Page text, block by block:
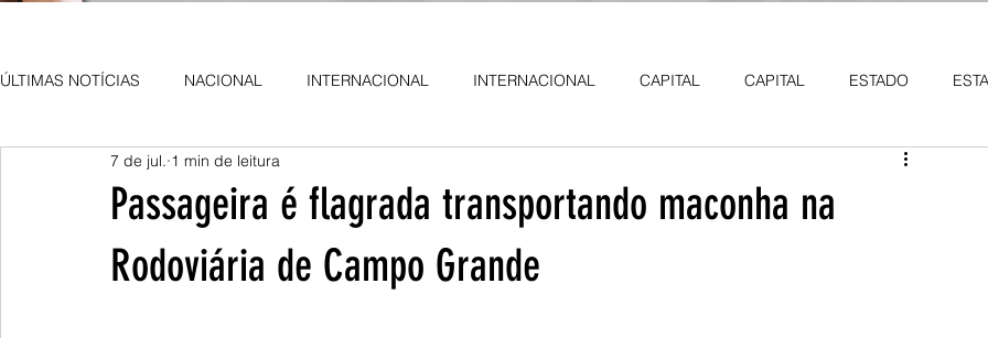
ÚLTIMAS NOTÍCIAS NACIONAL INTERNACIONAL INTERNACIONAL CAPITAL CAPITAL ESTADO
AGRO NEWS DESTAQUE
Passageira é flagrada transportando maconha na
Rodoviária de Campo Grande
7 de jul. 1 min de leitura